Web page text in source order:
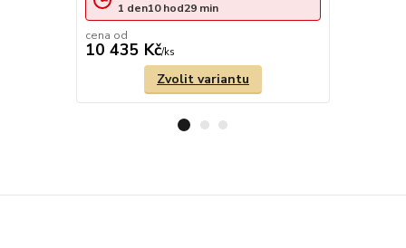
cena od
10 435 Kč/ks
1 den10hod29 min
Zvolit variantu